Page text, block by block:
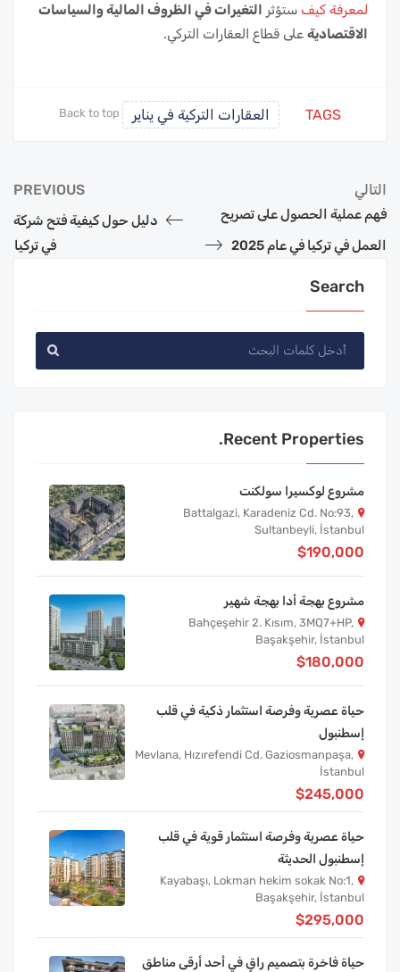
لمعرفة كيف ستؤثر التغيرات في الظروف المالية والسياسات
الاقتصادية على قطاع العقارات التركي.
TAGS العقارات التركية في يناير Back to top
PREVIOUS
دليل حول كيفية فتح شركة
في تركيا
التالي
فهم عملية الحصول على تصريح
العمل في تركيا في عام 2025
Search
Recent Properties.
مشروع لوكسيرا سولكنت
Battalgazi, Karadeniz Cd. No:93,
Sultanbeyli, İstanbul
$190,000
مشروع بهجة أدا بهجة شهير
Bahçeşehir 2. Kısım, 3MQ7+HP,
Başakşehir, İstanbul
$180,000
حياة عصرية وفرصة استثمار ذكية في قلب
إسطنبول
Mevlana, Hızırefendi Cd. Gaziosmanpaşa,
İstanbul
$245,000
حياة عصرية وفرصة استثمار قوية في قلب
إسطنبول الحديثة
Kayabaşı, Lokman hekim sokak No:1,
Başakşehir, İstanbul
$295,000
حياة فاخرة بتصميم راقٍ في أحد أرقى مناطق